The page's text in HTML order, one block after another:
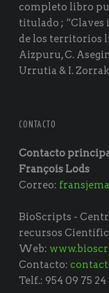
completo libro
titulado ; “Claves
de los territorios
Aizpuru, C.
Urrutia & I.
CONTACTO
Contacto
François Lods
Correo:
BioScripts -
recursos
Web:
Contacto:
Telf.: 954 09 75 24